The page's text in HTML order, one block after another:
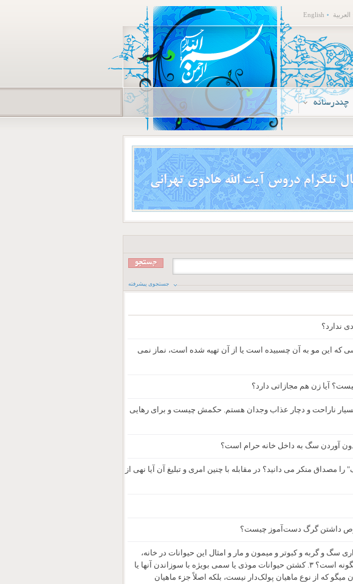
العربية English
چندرسانه
جستجوی پیشرفته
ندارد؟
که این مو به آن چسبیده است یا از آن تهیه شده است، نماز نمی
آیا زن هم مجازاتی دارد؟
بسیار ناراحت و دچار عذاب وجدان هستم. حکمش چیست و برای رهایی
آوردن سگ به داخل خانه حرام است؟
مصداق منکر می دانید؟ در مقابله با چنین امری و تبلیغ آن آیا نهی از
داشتن گرگ دست‌آموز چیست؟
مردان با شلوارک چه حکمی دارد؟ ۲. نگهداری سگ و گربه و کبوتر و میمون و مار و امثال این حیوانات در خانه،
بدون آن که غرض عقلایی داشته باشد، به لحاظ شرعی چگونه است؟ ۳. کشتن حیوانات موذی یا سمی بویژه با سوزاندن آنها یا
زیان رسان چه حکمی دارد؟ ۴. آیا خوردن میگو که از نوع ماهیان پولک‌دار نیست، بلکه اصلاً جزء ماهیان